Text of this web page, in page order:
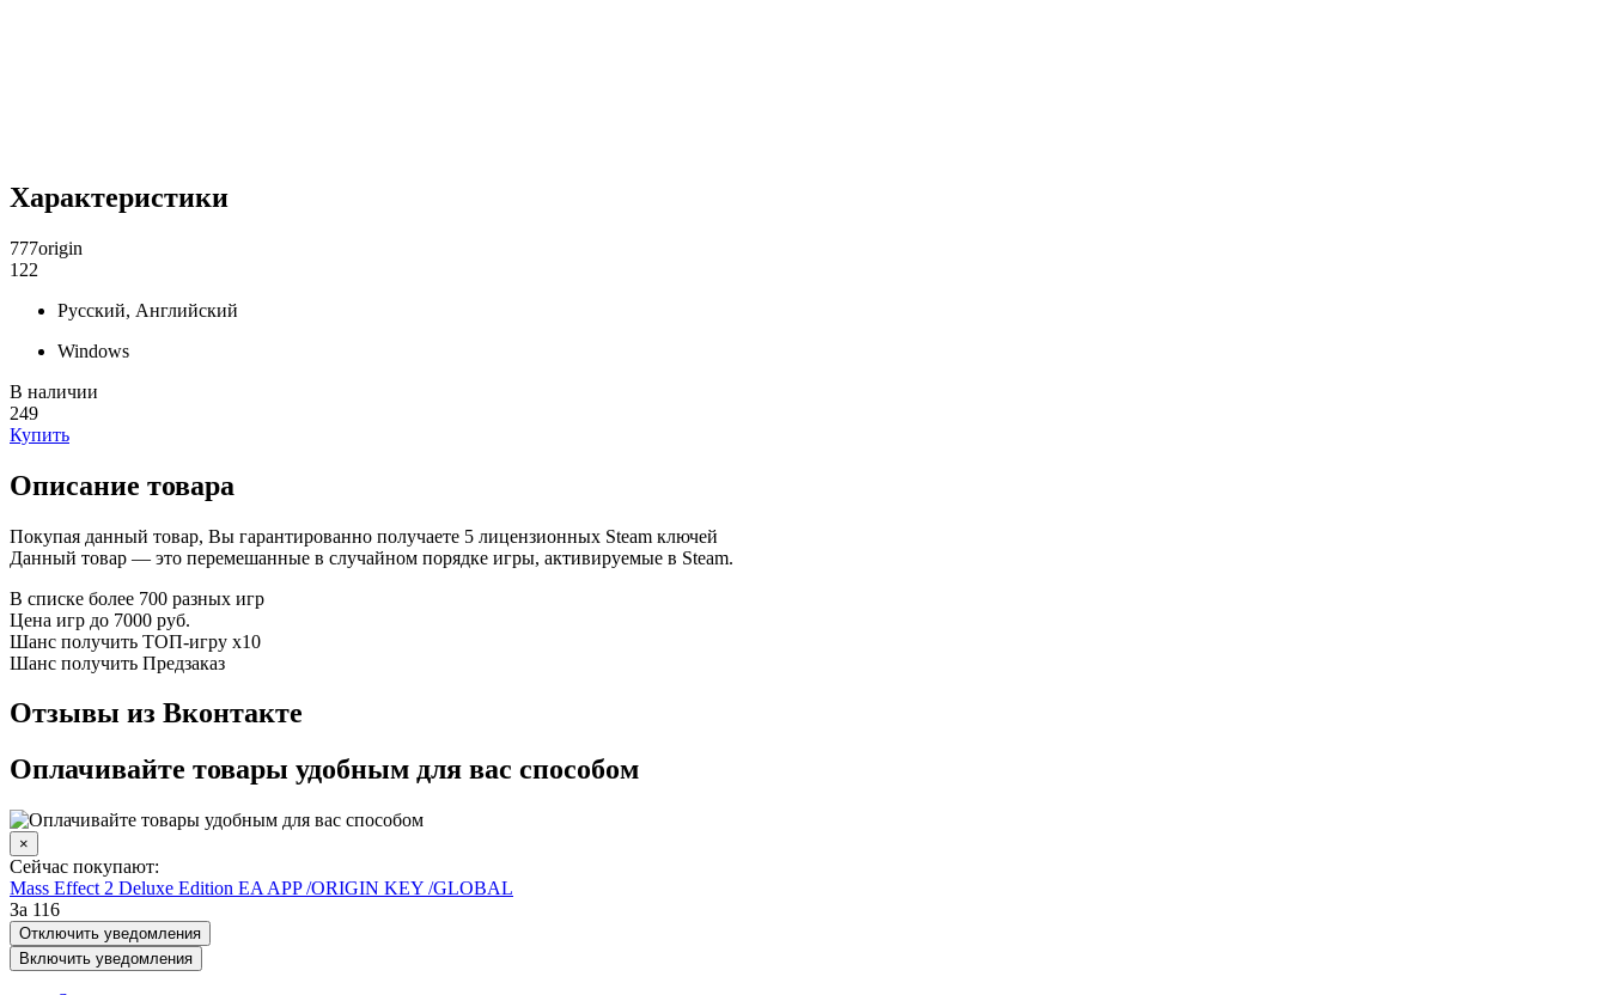
Характеристики
777origin
122
Русский, Английский
Windows
В наличии
249
Купить
Описание товара
Покупая данный товар, Вы гарантированно получаете 5 лицензионных Steam ключей
Данный товар — это перемешанные в случайном порядке игры, активируемые в Steam.
В списке более 700 разных игр
Цена игр до 7000 руб.
Шанс получить ТОП-игру х10
Шанс получить Предзаказ
Отзывы из Вконтакте
Оплачивайте товары удобным для вас способом
×
Сейчас покупают:
Mass Effect 2 Deluxe Edition EA APP /ORIGIN KEY /GLOBAL
За 116
Отключить уведомления
Включить уведомления